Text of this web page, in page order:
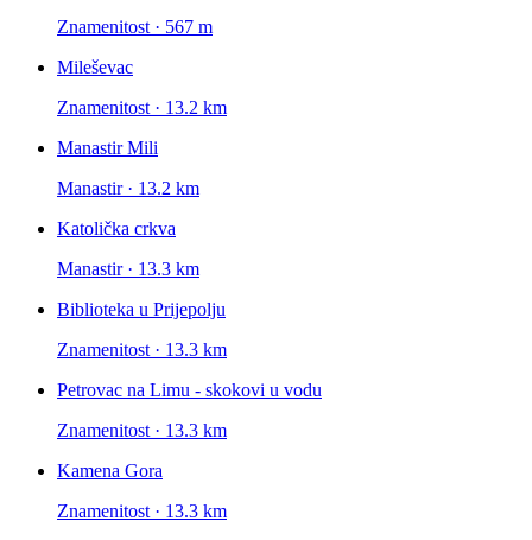
Znamenitost · 567 m
Mileševac
Znamenitost · 13.2 km
Manastir Mili
Manastir · 13.2 km
Katolička crkva
Manastir · 13.3 km
Biblioteka u Prijepolju
Znamenitost · 13.3 km
Petrovac na Limu - skokovi u vodu
Znamenitost · 13.3 km
Kamena Gora
Znamenitost · 13.3 km